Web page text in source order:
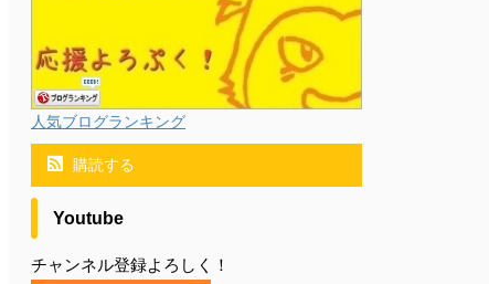
人気ブログランキング
購読する
Youtube
チャンネル登録よろしく！